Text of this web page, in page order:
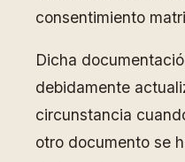
consentimiento
Dicha
debidamente
circunstancia
otro documento se